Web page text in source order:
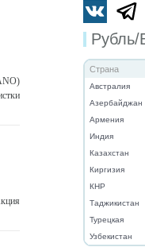
Страна
Австралия
Азербайджан
Армения
Индия
Казахстан
Киргизия
КНР
Таджикистан
Турецкая
Узбекистан